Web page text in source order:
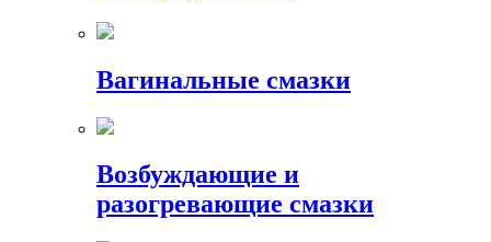
Вагинальные смазки
Возбуждающие и
разогревающие смазки